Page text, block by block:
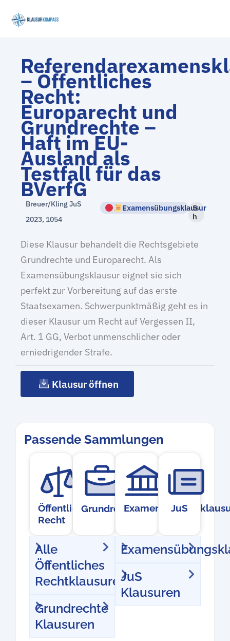
Inhalt
– Öffentliches
Recht:
Europarecht und
Grundrechte –
Haft im EU-
Ausland als
Testfall für das
BVerfG
Breuer/Kling JuS
2023, 1054
Examensübungsklausur
5
h
Diese Klausur behandelt die Rechtsgebiete
Grundrechte und Europarecht. Als
Examensübungsklausur eignet sie sich
perfekt zur Vorbereitung auf das erste
Staatsexamen. Schwerpunktmäßig geht es in
dieser Klausur um Recht auf Vergessen II,
Art. 1 GG, Verbot unmenschlicher oder
erniedrigender Strafe.
Klausur öffnen
Passende Sammlungen
Öffentliches
Recht
Grundrechte JuS
Alle
Öffentliches
Rechtklausuren
Grundrechte
Klausuren
JuS
Klausuren